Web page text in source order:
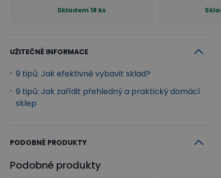
Skladem18 ks
UŽITEČNÉ INFORMACE
9 tipů: Jak efektivně vybavit sklad?
9 tipů: Jak zařídit přehledný a praktický domácí
sklep
PODOBNÉ PRODUKTY
Podobné produkty